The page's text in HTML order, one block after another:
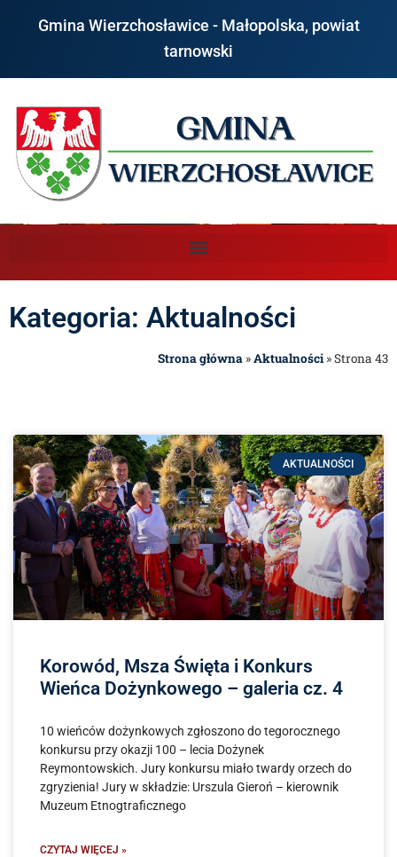
Gmina Wierzchosławice - Małopolska, powiat
tarnowski
Kategoria: Aktualności
Strona główna »Aktualności»Strona 43
AKTUALNOŚCI
Korowód, Msza Święta i Konkurs
Wieńca Dożynkowego – galeria cz. 4
10 wieńców dożynkowych zgłoszono do tegorocznego
konkursu przy okazji 100 – lecia Dożynek
Reymontowskich. Jury konkursu miało twardy orzech do
zgryzienia! Jury w składzie: Urszula Gieroń – kierownik
Muzeum Etnogtraficznego
CZYTAJ WIĘCEJ »